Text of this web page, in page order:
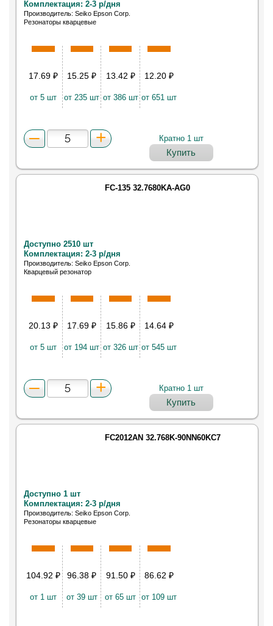
Комплектация: 2-3 р/дня
Производитель: Seiko Epson Corp.
Резонаторы кварцевые
17.69 ₽
от 5 шт
15.25₽
от 235 шт
13.42 ₽
от 386 шт
12.20 ₽
от 651 шт
Кратно 1 шт
Купить
FC-135 32.7680KA-AG0
Доступно 2510 шт
Комплектация: 2-3 р/дня
Производитель: Seiko Epson Corp.
Кварцевый резонатор
20.13 ₽
от 5 шт
17.69₽
от 194 шт
15.86 ₽
от 326 шт
14.64 ₽
от 545 шт
Кратно 1 шт
Купить
FC2012AN 32.768K-90NN60KC7
Доступно 1 шт
Комплектация: 2-3 р/дня
Производитель: Seiko Epson Corp.
Резонаторы кварцевые
104.92 ₽
от 1 шт
96.38₽
от 39 шт
91.50 ₽
от 65 шт
86.62 ₽
от 109 шт